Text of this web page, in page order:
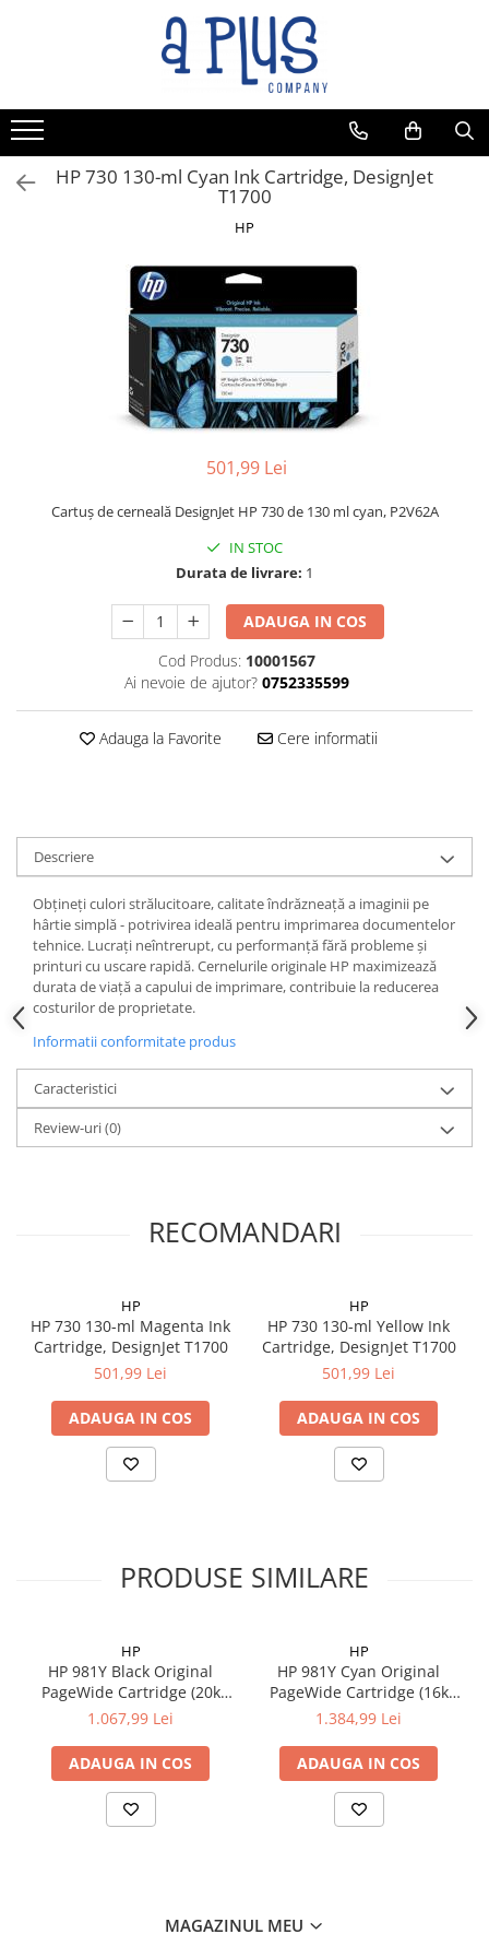
HP 730 130-ml Cyan Ink Cartridge, DesignJet
T1700
HP
501,99 Lei
Cartuș de cerneală DesignJet HP 730 de 130 ml cyan, P2V62A
IN STOC
Durata de livrare: 1
ADAUGA IN COS
Cod Produs: 10001567
Ai nevoie de ajutor? 0752335599
Adauga la Favorite Cere informatii
Descriere
Obțineți culori strălucitoare, calitate îndrăzneață a imaginii pe
hârtie simplă - potrivirea ideală pentru imprimarea documentelor
tehnice. Lucrați neîntrerupt, cu performanță fără probleme și
printuri cu uscare rapidă. Cernelurile originale HP maximizează
durata de viață a capului de imprimare, contribuie la reducerea
costurilor de proprietate.
Informatii conformitate produs
Caracteristici
Review-uri(0)
RECOMANDARI
HP
HP 730 130-ml Magenta Ink
Cartridge, DesignJet T1700
501,99 Lei
ADAUGA IN COS
HP
HP 730 130-ml Yellow Ink
Cartridge, DesignJet T1700
501,99 Lei
ADAUGA IN COS
PRODUSE SIMILARE
HP
HP 981Y Black Original
PageWide Cartridge (20k
pag)
1.067,99 Lei
ADAUGA IN COS
HP
HP 981Y Cyan Original
PageWide Cartridge (16k
pag)
1.384,99 Lei
ADAUGA IN COS
MAGAZINUL MEU